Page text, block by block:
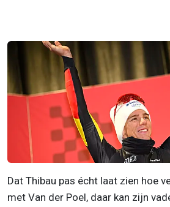
Dat Thibau pas écht laat zien hoe
met Van der Poel, daar kan zijn